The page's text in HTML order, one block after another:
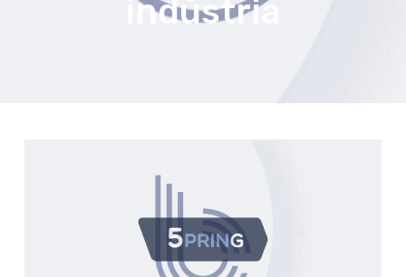
indústria